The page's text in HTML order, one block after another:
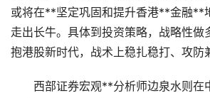
或将在**坚定巩固和提升香港**金融**
走出长牛。具体到投资策略，战略性做
抱港股新时代，战术上稳扎稳打、攻防
西部证券宏观**分析师边泉水则在中